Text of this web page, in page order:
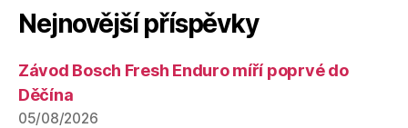
Nejnovější příspěvky
Závod Bosch Fresh Enduro míří poprvé do
Děčína
05/08/2026